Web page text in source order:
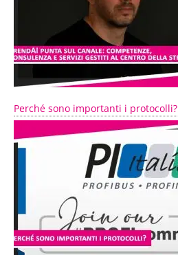
Perché sono importanti i protocolli?